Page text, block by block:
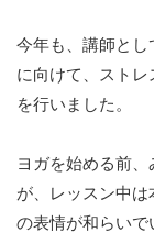
今年も、講師と
に向けて、スト
を行いました。
ヨガを始める前
が、レッスン中
の表情が和らいで